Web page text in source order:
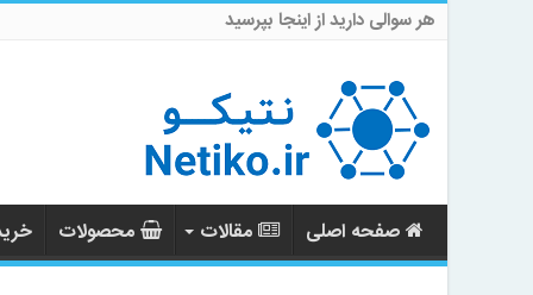
هر سوالی دارید از اینجا بپرسید
صفحه اصلی مقالات محصولات